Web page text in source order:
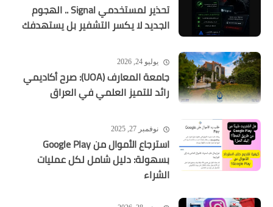
تحذير لمستخدمي Signal .. الهجوم
الجديد لا يكسر التشفير بل يستهدفك
يوليو 24, 2026
جامعة المعارف (UOA): صرح أكاديمي
رائد للتميز العلمي في العراق
نوفمبر 27, 2025
استرجاع الأموال من Google Play
بسهولة: دليل شامل لكل عمليات
الشراء